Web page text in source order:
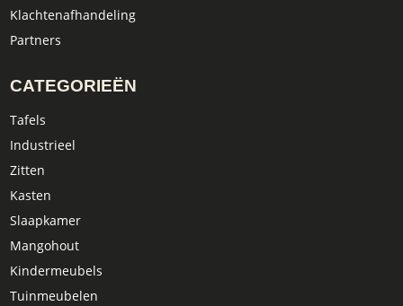
Klachtenafhandeling
Partners
CATEGORIEËN
Tafels
Industrieel
Zitten
Kasten
Slaapkamer
Mangohout
Kindermeubels
Tuinmeubelen